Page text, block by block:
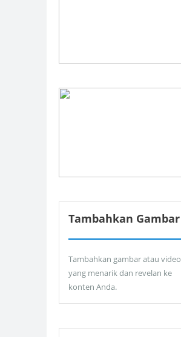
Tambahkan Gambar
Tambahkan gambar atau video
yang menarik dan revelan ke
konten Anda.